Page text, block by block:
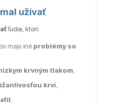
užívať
ľudia, ktorí:
majú iné problémy so
krvným tlakom
krvi